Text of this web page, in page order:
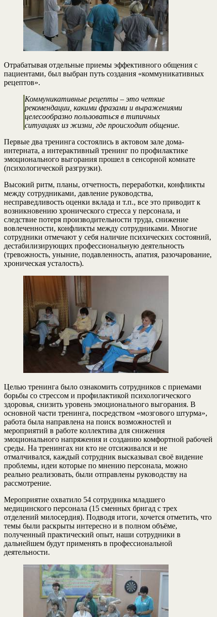
Отрабатывая отдельные приемы эффективного общения с
пациентами, был выбран путь создания «коммуникативных
рецептов».
Коммуникативные рецепты – это четкие
рекомендации, какими фразами и выражениями
целесообразно пользоваться в типичных
ситуациях из жизни, где происходит общение.
Первые два тренинга состоялись в актовом зале дома-
интерната, а интерактивный тренинг по профилактике
эмоционального выгорания прошел в сенсорной комнате
(психологической разгрузки).
Высокий ритм, планы, отчетность, переработки, конфликты
между сотрудниками, давление руководства,
несправедливость оценки вклада и т.п., все это приводит к
возникновению хронического стресса у персонала, и
следствие потеря производительности труда, снижение
вовлеченности, конфликты между сотрудниками. Многие
сотрудники отмечают у себя наличие психических состояний,
дестабилизирующих профессиональную деятельность
(тревожность, уныние, подавленность, апатия, разочарование,
хроническая усталость).
Целью тренинга было ознакомить сотрудников с приемами
борьбы со стрессом и профилактикой психологического
здоровья, снизить уровень эмоционального выгорания. В
основной части тренинга, посредством «мозгового штурма»,
работа была направлена на поиск возможностей и
мероприятий в работе коллектива для снижения
эмоционального напряжения и созданию комфортной рабочей
среды. На тренингах ни кто не отсиживался и не
отмалчивался, каждый сотрудник высказывал своё видение
проблемы, идеи которые по мнению персонала, можно
реально реализовать, были отправлены руководству на
рассмотрение.
Мероприятие охватило 54 сотрудника младшего
медицинского персонала (15 сменных бригад с трех
отделений милосердия). Подводя итоги, хочется отметить, что
темы были раскрыты интересно и в полном объёме,
полученный практический опыт, наши сотрудники в
дальнейшем будут применять в профессиональной
деятельности.